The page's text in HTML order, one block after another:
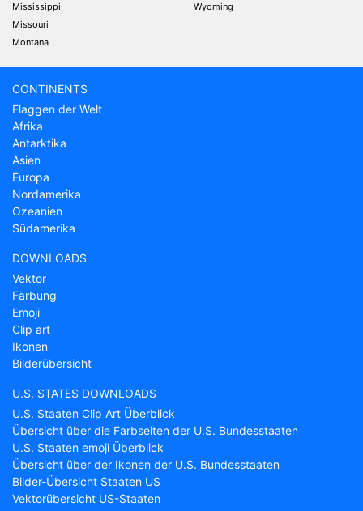
Mississippi
Missouri
Montana
Wyoming
CONTINENTS
Flaggen der Welt
Afrika
Antarktika
Asien
Europa
Nordamerika
Ozeanien
Südamerika
DOWNLOADS
Vektor
Färbung
Emoji
Clip art
Ikonen
Bilderübersicht
U.S. STATES DOWNLOADS
U.S. Staaten Clip Art Überblick
Übersicht über die Farbseiten der U.S. Bundesstaaten
U.S. Staaten emoji Überblick
Übersicht über der Ikonen der U.S. Bundesstaaten
Bilder-Übersicht Staaten US
Vektorübersicht US-Staaten